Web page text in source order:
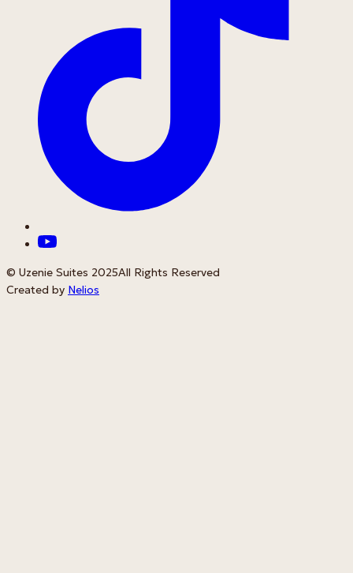
© Uzenie Suites 2025All Rights Reserved
Created by Nelios